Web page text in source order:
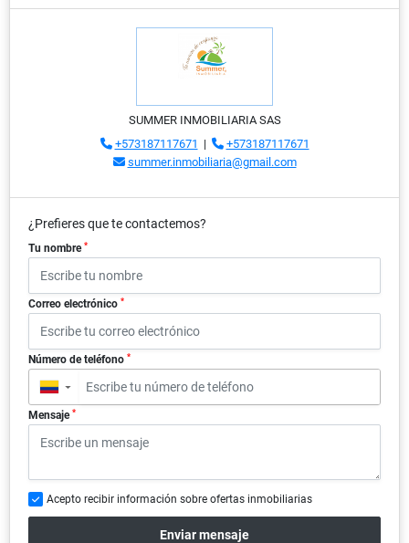
SUMMER INMOBILIARIA SAS
+573187117671 |
+573187117671
summer.inmobiliaria@gmail.com
¿Prefieres que te contactemos?
Tu nombre *
Correo electrónico *
Número de teléfono *
▼
Mensaje *
Acepto recibir información sobre ofertas inmobiliarias
Enviar mensaje